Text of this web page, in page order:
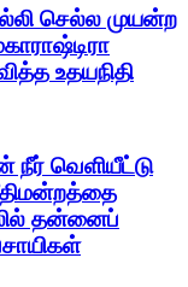
செல்ல முயன்ற
உதயநிதி
நீர் வெளியீட்டு
தன்னைப்